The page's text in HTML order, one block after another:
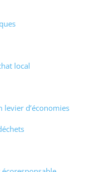
local
levier d’économies